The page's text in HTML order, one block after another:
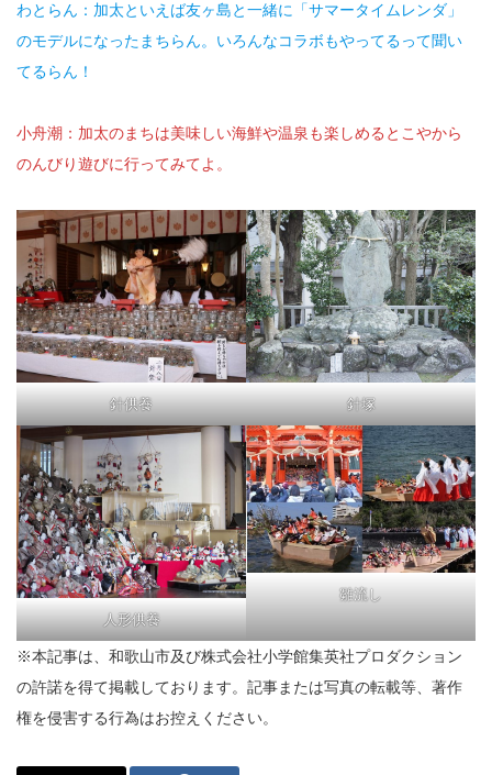
わとらん：加太といえば友ヶ島と一緒に「サマータイムレンダ」
のモデルになったまちらん。いろんなコラボもやってるって聞い
てるらん！
小舟潮：加太のまちは美味しい海鮮や温泉も楽しめるとこやから
のんびり遊びに行ってみてよ。
針供養 針塚
人形供養
雛流し
※本記事は、和歌山市及び株式会社小学館集英社プロダクション
の許諾を得て掲載しております。記事または写真の転載等、著作
権を侵害する行為はお控えください。